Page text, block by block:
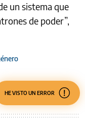
un sistema que
de poder”,
HE VISTO UN ERROR